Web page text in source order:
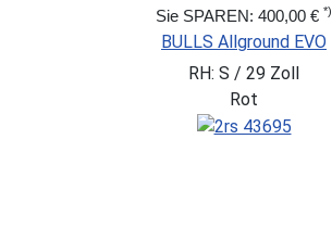
Sie SPAREN: 400,00 € *)
BULLS Allground EVO
RH: S / 29 Zoll
Rot